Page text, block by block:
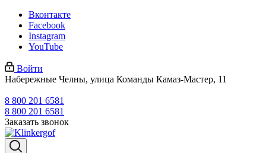
Вконтакте
Facebook
Instagram
YouTube
Войти
Набережные Челны, улица Команды Камаз-Мастер, 11
8 800 201 6581
8 800 201 6581
Заказать звонок